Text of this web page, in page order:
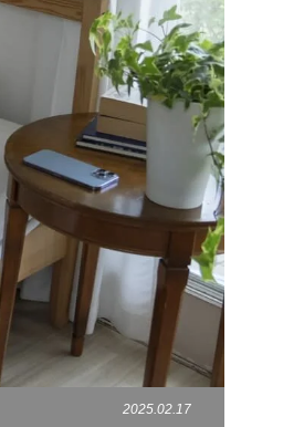
2025.02.17